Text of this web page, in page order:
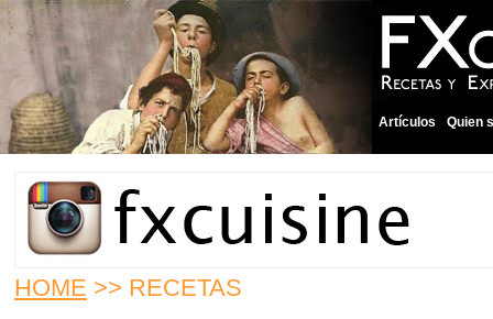
Artículos Quien
HOME >> RECETAS